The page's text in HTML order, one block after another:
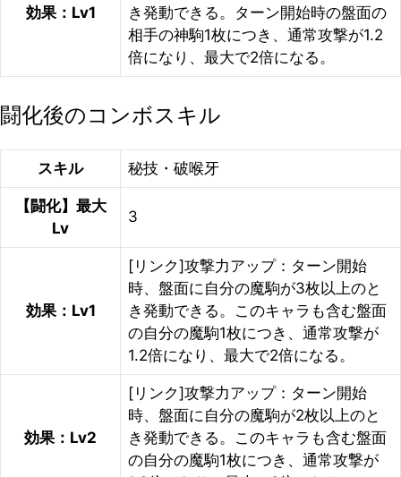
効果：Lv1
き発動できる。ターン開始時の盤面の
相手の神駒1枚につき、通常攻撃が1.2
倍になり、最大で2倍になる。
闘化後のコンボスキル
スキル 秘技・破喉牙
【闘化】最大
Lv
3
効果：Lv1
[リンク]攻撃力アップ：ターン開始
時、盤面に自分の魔駒が3枚以上のと
き発動できる。このキャラも含む盤面
の自分の魔駒1枚につき、通常攻撃が
1.2倍になり、最大で2倍になる。
効果：Lv2
[リンク]攻撃力アップ：ターン開始
時、盤面に自分の魔駒が2枚以上のと
き発動できる。このキャラも含む盤面
の自分の魔駒1枚につき、通常攻撃が